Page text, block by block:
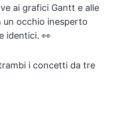
ai grafici Gantt e alle
un occhio inesperto
identici. 👀
i concetti da tre